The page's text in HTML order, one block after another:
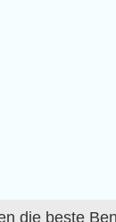
die beste